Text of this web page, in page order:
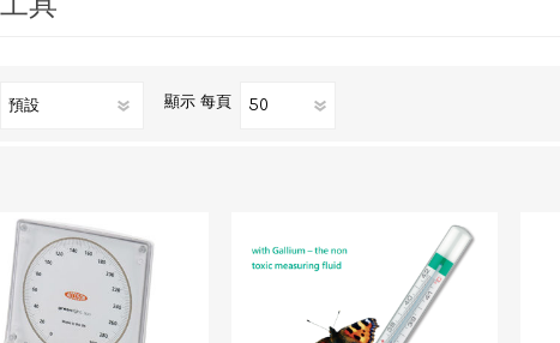
羊毛
顯示 每頁